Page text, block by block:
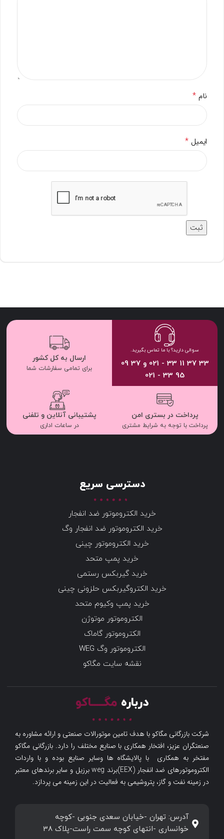
نام *
ایمیل *
سوالی دارید؟ با ما تماس بگیرید.
33 37 11 33 - 021 و 37 09
95 33 - 021
ارسال به کل کشور
برای تمامی سفارشات شما
پرداخت در بستری امن
پرداخت با توجه به شرایط مشتری
پشتیبانی آنلاین و تلفنی
در ساعات اداری
دسترسی سریع
خرید الکتروموتور ضد انفجار
خرید الکتروموتور ضد انفجار وگ
خرید الکتروموتور چینی
خرید پمپ متحد
خرید گیربکس رستمی
خرید الکتروگیربکس حلزونی چینی
خرید پمپ وکیوم متحد
الکتروموتور موتوژن
الکتروموتور گاماک
الکتروموتور وگ WEG
نقشه سایت مگاکو
درباره مگـــــاکو
شرکت بازرگانی مگاکو با هدف تامین موتورالات صنعتی و ارائه مشاوره به
صنعتگران عزیز، افتخار همکاری با صنایع مختلف را دارد. بازرگانی مگاکو
مفتخر به همکاری با پالایشگاه ها وسایر صنایع بوده و با واردات
الکتروموتورهای ضد انفجار (EEX)برند weg برزیل و سایر برندهای معتبر
در زمینه نفت و گاز، پتروشیمی به فعالیت در این زمینه می پردازد.
آدرس: تهران -خیابان سعدی جنوبی -کوچه
خوانساری -انتهای کوچه سمت راست-پلاک 38